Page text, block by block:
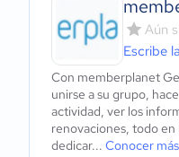
Aún
Escribe
Con memberplanet
unirse a su grupo,
actividad, ver los
renovaciones, todo en
dedicar... Conocer